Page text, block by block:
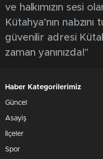
ve halkımızın sesi
Kütahya’nın
güvenilir adresi
zaman yanınızda!"
Haber Kategorilerimiz
Güncel
Asayiş
İlçeler
Spor